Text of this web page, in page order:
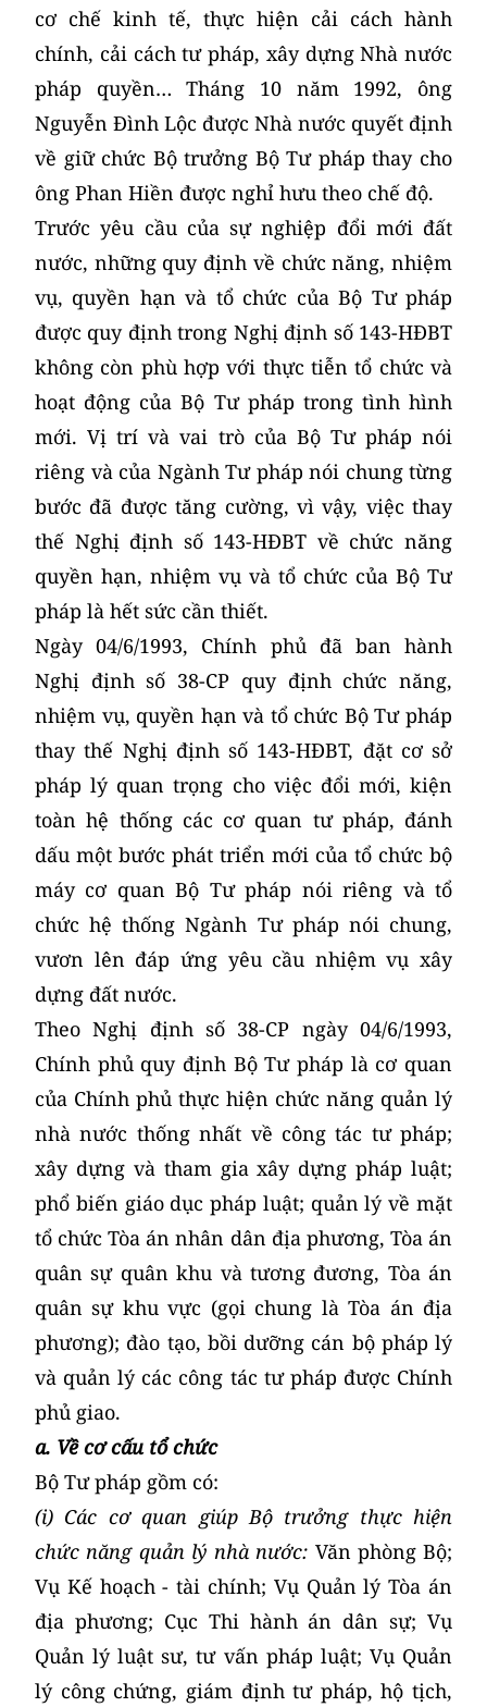
cơ chế kinh tế, thực hiện cải cách hành
chính, cải cách tư pháp, xây dựng Nhà nước
pháp quyền… Tháng 10 năm 1992, ông
Nguyễn Đình Lộc được Nhà nước quyết định
về giữ chức Bộ trưởng Bộ Tư pháp thay cho
ông Phan Hiền được nghỉ hưu theo chế độ.
Trước yêu cầu của sự nghiệp đổi mới đất
nước, những quy định về chức năng, nhiệm
vụ, quyền hạn và tổ chức của Bộ Tư pháp
được quy định trong Nghị định số 143-HĐBT
không còn phù hợp với thực tiễn tổ chức và
hoạt động của Bộ Tư pháp trong tình hình
mới. Vị trí và vai trò của Bộ Tư pháp nói
riêng và của Ngành Tư pháp nói chung từng
bước đã được tăng cường, vì vậy, việc thay
thế Nghị định số 143-HĐBT về chức năng
quyền hạn, nhiệm vụ và tổ chức của Bộ Tư
pháp là hết sức cần thiết.
Ngày 04/6/1993, Chính phủ đã ban hành
Nghị định số 38-CP quy định chức năng,
nhiệm vụ, quyền hạn và tổ chức Bộ Tư pháp
thay thế Nghị định số 143-HĐBT, đặt cơ sở
pháp lý quan trọng cho việc đổi mới, kiện
toàn hệ thống các cơ quan tư pháp, đánh
dấu một bước phát triển mới của tổ chức bộ
máy cơ quan Bộ Tư pháp nói riêng và tổ
chức hệ thống Ngành Tư pháp nói chung,
vươn lên đáp ứng yêu cầu nhiệm vụ xây
dựng đất nước.
Theo Nghị định số 38-CP ngày 04/6/1993,
Chính phủ quy định Bộ Tư pháp là cơ quan
của Chính phủ thực hiện chức năng quản lý
nhà nước thống nhất về công tác tư pháp;
xây dựng và tham gia xây dựng pháp luật;
phổ biến giáo dục pháp luật; quản lý về mặt
tổ chức Tòa án nhân dân địa phương, Tòa án
quân sự quân khu và tương đương, Tòa án
quân sự khu vực (gọi chung là Tòa án địa
phương); đào tạo, bồi dưỡng cán bộ pháp lý
và quản lý các công tác tư pháp được Chính
phủ giao.
a. Về cơ cấu tổ chức
Bộ Tư pháp gồm có:
(i) Các cơ quan giúp Bộ trưởng thực hiện
chức năng quản lý nhà nước: Văn phòng Bộ;
Vụ Kế hoạch - tài chính; Vụ Quản lý Tòa án
địa phương; Cục Thi hành án dân sự; Vụ
Quản lý luật sư, tư vấn pháp luật; Vụ Quản
lý công chứng, giám định tư pháp, hộ tịch,